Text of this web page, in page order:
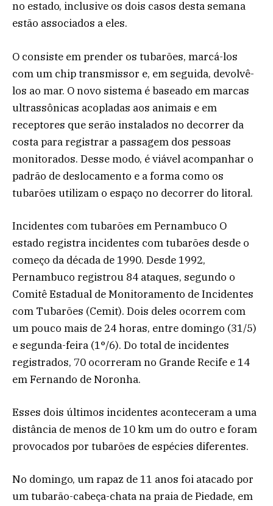
no estado, inclusive os dois casos desta semana
estão associados a eles.
O consiste em prender os tubarões, marcá-los
com um chip transmissor e, em seguida, devolvê-
los ao mar. O novo sistema é baseado em marcas
ultrassônicas acopladas aos animais e em
receptores que serão instalados no decorrer da
costa para registrar a passagem dos pessoas
monitorados. Desse modo, é viável acompanhar o
padrão de deslocamento e a forma como os
tubarões utilizam o espaço no decorrer do litoral.
Incidentes com tubarões em Pernambuco O
estado registra incidentes com tubarões desde o
começo da década de 1990. Desde 1992,
Pernambuco registrou 84 ataques, segundo o
Comitê Estadual de Monitoramento de Incidentes
com Tubarões (Cemit). Dois deles ocorrem com
um pouco mais de 24 horas, entre domingo (31/5)
e segunda-feira (1°/6). Do total de incidentes
registrados, 70 ocorreram no Grande Recife e 14
em Fernando de Noronha.
Esses dois últimos incidentes aconteceram a uma
distância de menos de 10 km um do outro e foram
provocados por tubarões de espécies diferentes.
No domingo, um rapaz de 11 anos foi atacado por
um tubarão-cabeça-chata na praia de Piedade, em